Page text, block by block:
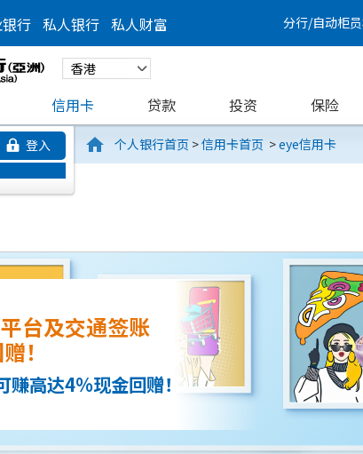
行 私人银行 私人财富 分行/自动柜
信用卡 贷款 投资 保险
登入 个人银行首页 >信用卡首页 >eye信用卡
台及交通签账
！
高达4%现金回赠！